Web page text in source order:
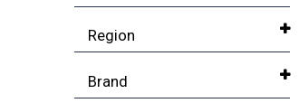
Region
Brand